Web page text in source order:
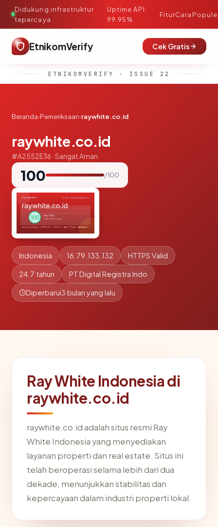
Didukung infrastruktur
tepercaya
·
Uptime API:
99.95%
FiturCara
EtnikomVerify Cek Gratis
ETNIKOMVERIFY · ISSUE 22
Beranda›Pemeriksaan›raywhite.co.id
raywhite.co.id
#A2552E36 · Sangat Aman
100 / 100
Indonesia 16.79.133.132 HTTPS Valid
24.7 tahun PT Digital Registra Indo
Diperbarui3 bulan yang lalu
Ray White Indonesia di
raywhite.co.id
raywhite.co.id adalah situs resmi Ray
White Indonesia yang menyediakan
layanan properti dan real estate. Situs ini
telah beroperasi selama lebih dari dua
dekade, menunjukkan stabilitas dan
kepercayaan dalam industri properti lokal.